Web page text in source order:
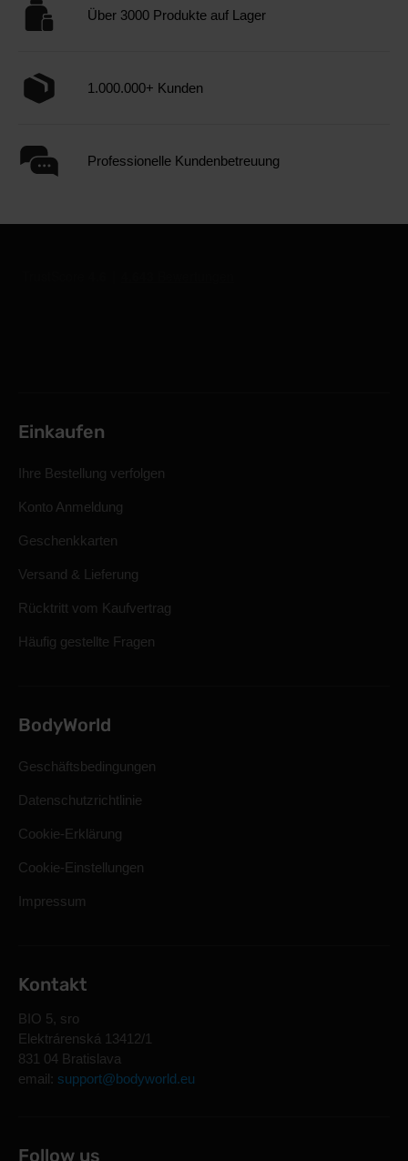
Über 3000 Produkte auf Lager
1.000.000+ Kunden
Professionelle Kundenbetreuung
Einkaufen
Ihre Bestellung verfolgen
Konto Anmeldung
Geschenkkarten
Versand & Lieferung
Rücktritt vom Kaufvertrag
Häufig gestellte Fragen
BodyWorld
Geschäftsbedingungen
Datenschutzrichtlinie
Cookie-Erklärung
Cookie-Einstellungen
Impressum
Kontakt
BIO 5, sro
Elektrárenská 13412/1
831 04 Bratislava
email: support@bodyworld.eu
Follow us